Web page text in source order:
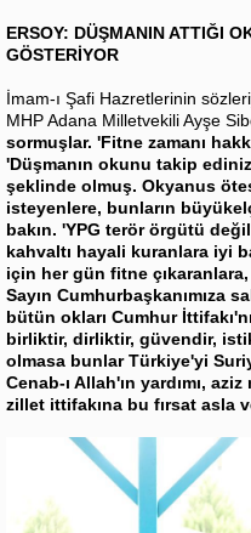
ERSOY: DÜŞMANIN ATTIĞI
GÖSTERİYOR
İmam-ı Şafi Hazretlerinin
MHP Adana Milletvekili Ayşe
sormuşlar. 'Fitne zamanı
'Düşmanın okunu takip
şeklinde olmuş. Okyanus
isteyenlere, bunların
bakın. 'YPG terör örgütü
kahvaltı hayali kuranlara iyi
için her gün fitne çıkaranlara,
Sayın Cumhurbaşkanımıza
bütün okları Cumhur
birliktir, dirliktir, güvendir,
olmasa bunlar Türkiye'yi
Cenab-ı Allah'ın yardımı,
zillet ittifakına bu fırsat asla